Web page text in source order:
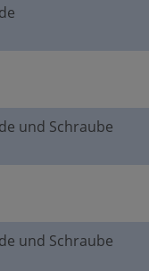
und Schraube
und Schraube